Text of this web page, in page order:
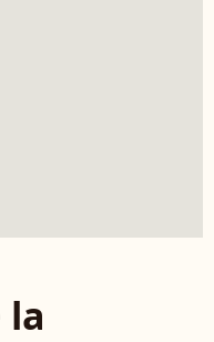
la